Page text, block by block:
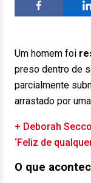
Um homem foi
preso dentro de
parcialmente
arrastado por
+ Deborah
‘Feliz de
O que